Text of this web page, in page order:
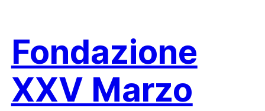
contenuto
Fondazione
XXV Marzo